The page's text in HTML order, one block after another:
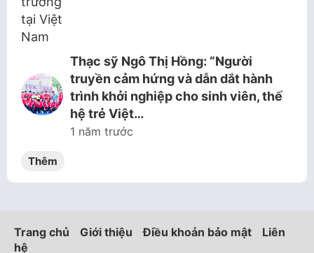
Thạc sỹ Ngô Thị Hồng: “Người
truyền cảm hứng và dẫn dắt hành
trình khởi nghiệp cho sinh viên, thế
hệ trẻ Việt…
1 năm trước
Thêm
Trang chủ Giới thiệu Điều khoản bảo mật
Liên
hệ